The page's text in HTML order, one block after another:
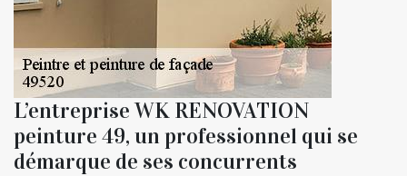
L’entreprise WK RENOVATION
peinture 49, un professionnel qui se
démarque de ses concurrents